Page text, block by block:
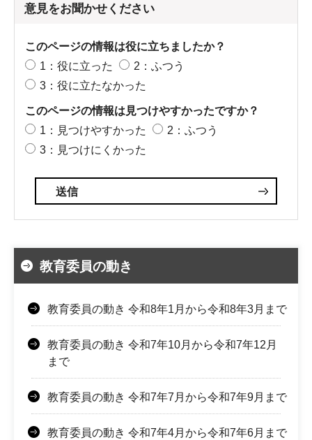
意見をお聞かせください
このページの情報は役に立ちましたか？
1：役に立った
2：ふつう
3：役に立たなかった
このページの情報は見つけやすかったですか？
1：見つけやすかった
2：ふつう
3：見つけにくかった
教育委員の動き
教育委員の動き 令和8年1月から令和8年3月まで
教育委員の動き 令和7年10月から令和7年12月
まで
教育委員の動き 令和7年7月から令和7年9月まで
教育委員の動き 令和7年4月から令和7年6月まで